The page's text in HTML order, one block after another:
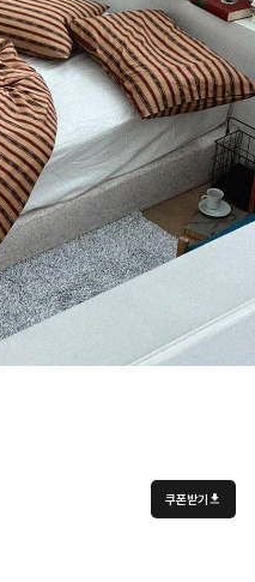
쿠폰받기